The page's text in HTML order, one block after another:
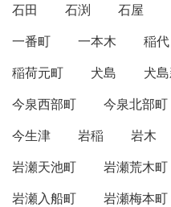
石田
石渕 石屋
一番町
一本木 稲代
稲荷元町
犬島 犬
今泉西部町
今泉北部町
今生津
岩稲 岩木
岩瀬天池町
岩瀬荒木町
岩瀬入船町
岩瀬梅本町